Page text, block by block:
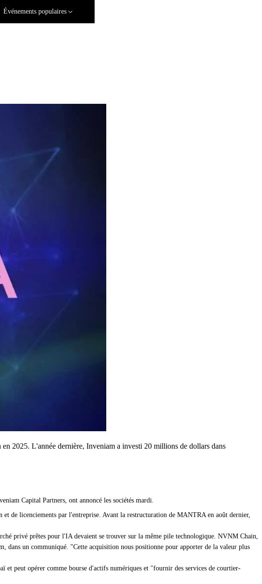
Événements populaires
2025. L'année dernière, Inveniam a investi 20 millions de dollars dans
Capital Partners, ont annoncé les sociétés mardi.
de licenciements par l'entreprise. Avant la restructuration de MANTRA en août dernier,
privé prêtes pour l'IA devaient se trouver sur la même pile technologique. NVNM Chain,
dans un communiqué. "Cette acquisition nous positionne pour apporter de la valeur plus
peut opérer comme bourse d'actifs numériques et "fournir des services de courtier-